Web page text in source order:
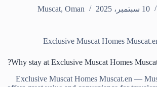
10 سبتمبر، 2025 Muscat, Oman
Why stay at Exclusive Muscat Homes
Exclusive Muscat Homes Muscat.en —